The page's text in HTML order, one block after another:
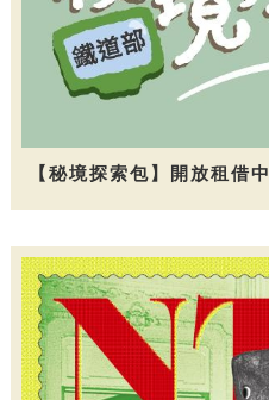
【秘境探索包】開放租借中